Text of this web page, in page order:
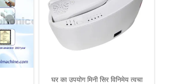
घर का उपयोग मिनी सिर विनिमेय त्वचा